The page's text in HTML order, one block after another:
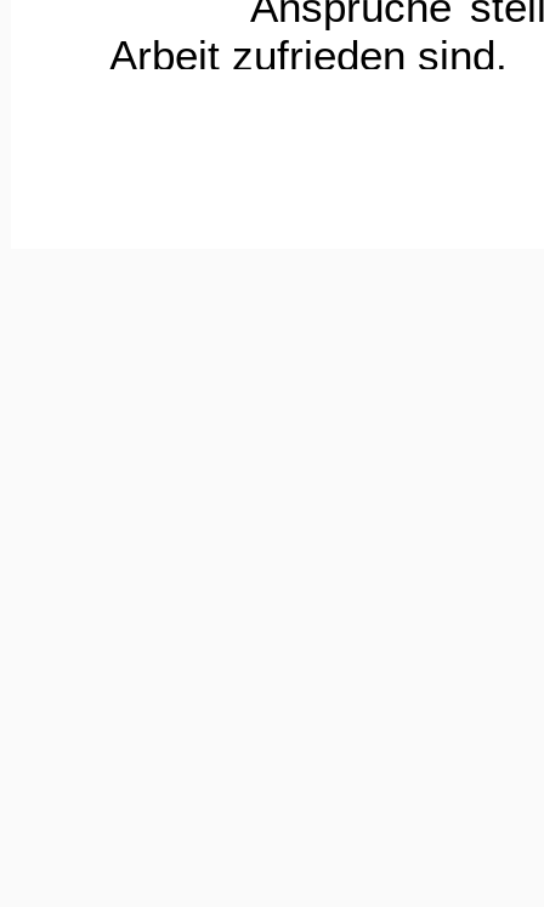
Arbeit zufrieden sind.